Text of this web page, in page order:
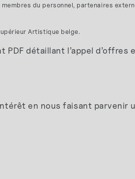
du personnel, partenaires
Artistique belge.
détaillant l’appel d’offres
en nous faisant parvenir